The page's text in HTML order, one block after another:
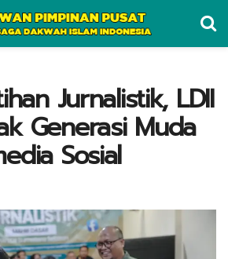
Jurnalistik, LDII
Generasi Muda
Sosial